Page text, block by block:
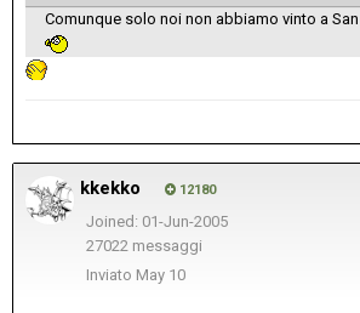
Comunque solo noi non abbiamo vinto a
kkekko 12180
Joined: 01-Jun-2005
27022 messaggi
Inviato May 10